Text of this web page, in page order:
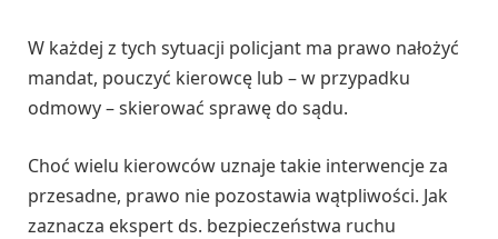
W każdej z tych sytuacji policjant ma prawo nałożyć
mandat, pouczyć kierowcę lub – w przypadku
odmowy – skierować sprawę do sądu.
Choć wielu kierowców uznaje takie interwencje za
przesadne, prawo nie pozostawia wątpliwości. Jak
zaznacza ekspert ds. bezpieczeństwa ruchu